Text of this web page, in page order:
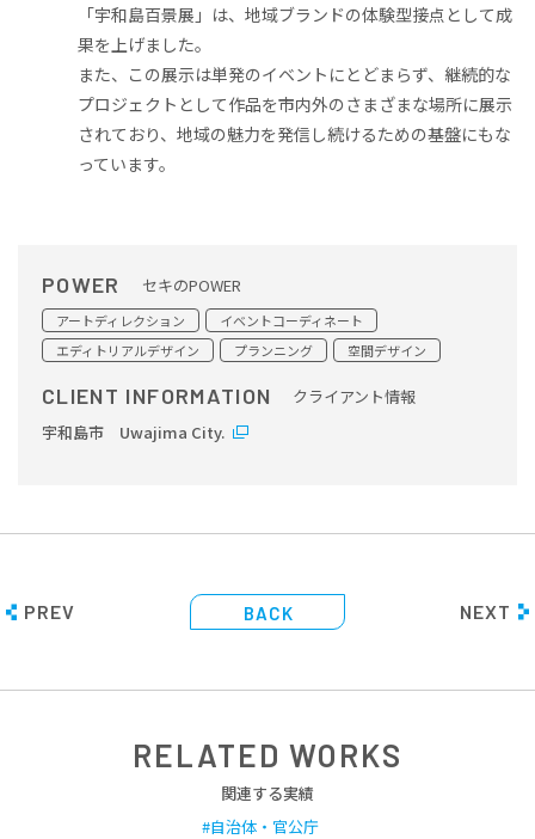
「宇和島百景展」は、地域ブランドの体験型接点として成
果を上げました。
また、この展示は単発のイベントにとどまらず、継続的な
プロジェクトとして作品を市内外のさまざまな場所に展示
されており、地域の魅力を発信し続けるための基盤にもな
っています。
POWER セキのPOWER
アートディレクション
イベントコーディネート
エディトリアルデザイン
プランニング 空間デザイン
CLIENT INFORMATION
クライアント情報
宇和島市 Uwajima City.
PREV NEXT
BACK
RELATED WORKS
関連する実績
自治体・官公庁